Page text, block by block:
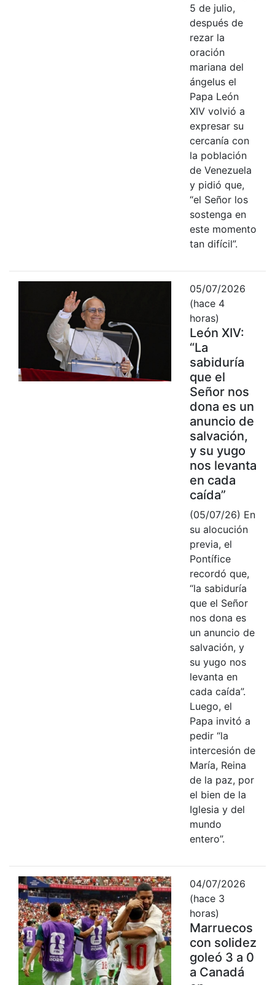
5 de julio,
después de
rezar la
oración
mariana del
ángelus el
Papa León
XIV volvió a
expresar su
cercanía con
la población
de Venezuela
y pidió que,
“el Señor los
sostenga en
este momento
tan difícil”.
05/07/2026
(hace 4
horas)
León XIV:
“La
sabiduría
que el
Señor nos
dona es un
anuncio de
salvación,
y su yugo
nos levanta
en cada
caída”
(05/07/26) En
su alocución
previa, el
Pontífice
recordó que,
“la sabiduría
que el Señor
nos dona es
un anuncio de
salvación, y
su yugo nos
levanta en
cada caída”.
Luego, el
Papa invitó a
pedir “la
intercesión de
María, Reina
de la paz, por
el bien de la
Iglesia y del
mundo
entero”.
04/07/2026
(hace 3
horas)
Marruecos
con solidez
goleó 3 a 0
a Canadá